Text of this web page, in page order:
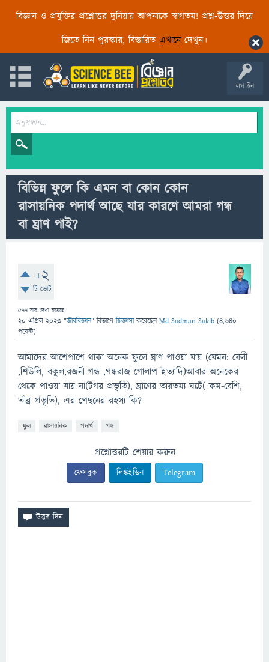
বিজ্ঞান ও প্রযুক্তির প্রশ্নোত্তর দুনিয়ায় আপনাকে স্বাগতম! প্রশ্ন-উত্তর দিয়ে
জিতে নিন পুরস্কার, বিস্তারিত এখানেদেখুন।
লগ ইন
বিভিন্ন ফুলে কি এমন বা কোন কোন
রাসায়নিক পদার্থ আছে যার কারণে আমরা গন্ধ
বা ঘ্রাণ পাই?
+2
টি ভোট
577 বার দেখা হয়েছে
20 এপ্রিল 2023 "জীববিজ্ঞান" বিভাগে জিজ্ঞাসাকরেছেনMd Sadman Sakib (4,640
পয়েন্ট)
আমাদের আশেপাশে থাকা অনেক ফুলে ঘ্রাণ পাওয়া যায় (যেমন: বেলী
,শিউলি, বকুল,রজনী গন্ধ ,গন্ধরাজ গোলাপ ইত্যাদি)আবার অনেকের
থেকে পাওয়া যায় না(টগর প্রভৃতি), ঘ্রাণের তারতম্য ঘটে( কম-বেশি,
তীব্র প্রভৃতি), এর পেছনের রহস্য কি?
ফুল রাসায়নিক পদার্থ গন্ধ
প্রশ্নোত্তরটি শেয়ার করুন
ফেসবুক লিঙ্কইডিন Telegram